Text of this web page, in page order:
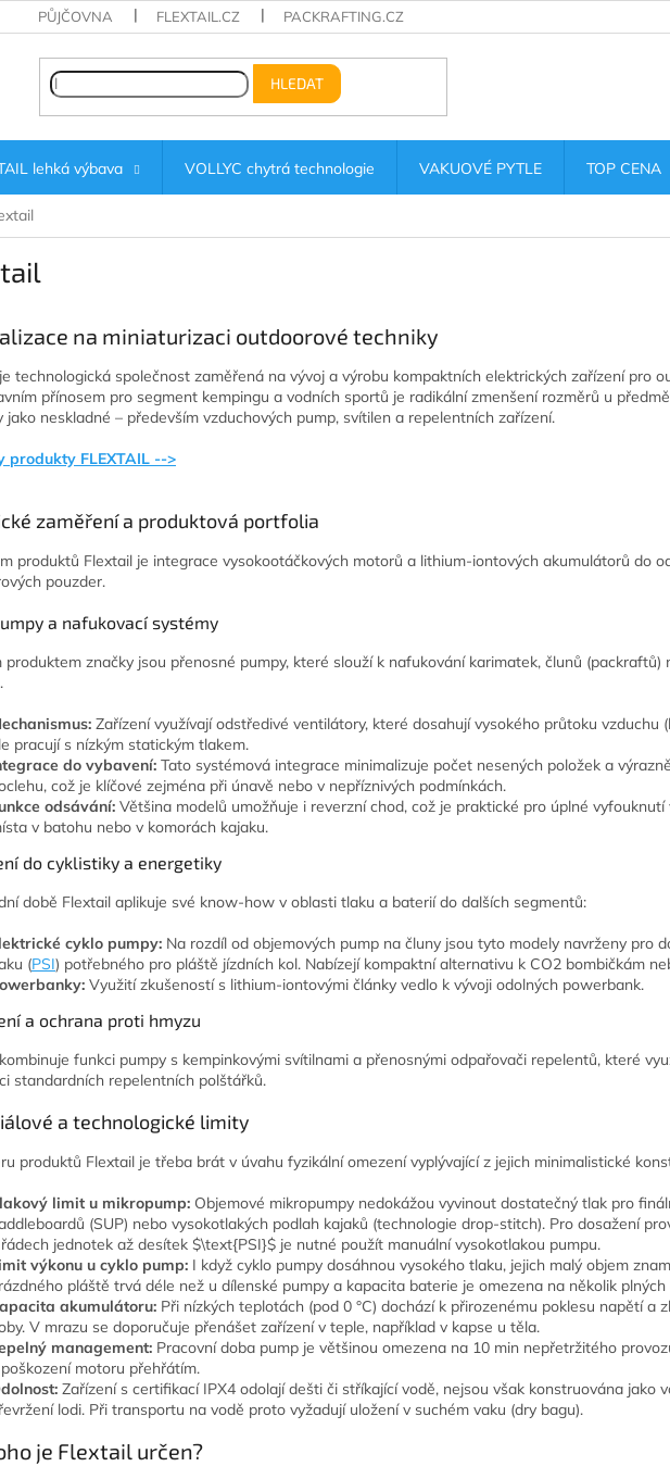
PŮJČOVNA FLEXTAIL.CZ PACKRAFTING.CZ
HLEDAT
lehká výbava VOLLYC chytrá technologie VAKUOVÉ PYTLE TOP CENA
na miniaturizaci outdoorové techniky
technologická společnost zaměřená na vývoj a výrobu kompaktních elektrických zařízení pro
přínosem pro segment kempingu a vodních sportů je radikální zmenšení rozměrů u
jako neskladné – především vzduchových pump, svítilen a repelentních zařízení.
produkty FLEXTAIL -->
zaměření a produktová portfolia
produktů Flextail je integrace vysokootáčkových motorů a lithium-iontových akumulátorů do
pouzder.
a nafukovací systémy
produktem značky jsou přenosné pumpy, které slouží k nafukování karimatek, člunů (packraftů)
Zařízení využívají odstředivé ventilátory, které dosahují vysokého průtoku vzduchu
pracují s nízkým statickým tlakem.
do vybavení: Tato systémová integrace minimalizuje počet nesených položek a
což je klíčové zejména při únavě nebo v nepříznivých podmínkách.
odsávání: Většina modelů umožňuje i reverzní chod, což je praktické pro úplné vyfouknutí
v batohu nebo v komorách kajaku.
do cyklistiky a energetiky
době Flextail aplikuje své know-how v oblasti tlaku a baterií do dalších segmentů:
cyklo pumpy: Na rozdíl od objemových pump na čluny jsou tyto modely navrženy pro
(PSI) potřebného pro pláště jízdních kol. Nabízejí kompaktní alternativu k CO2 bombičkám
Využití zkušeností s lithium-iontovými články vedlo k vývoji odolných powerbank.
a ochrana proti hmyzu
funkci pumpy s kempinkovými svítilnami a přenosnými odpařovači repelentů, které
standardních repelentních polštářků.
a technologické limity
produktů Flextail je třeba brát v úvahu fyzikální omezení vyplývající z jejich minimalistické
limit u mikropump: Objemové mikropumpy nedokážou vyvinout dostatečný tlak pro
(SUP) nebo vysokotlakých podlah kajaků (technologie drop-stitch). Pro dosažení
jednotek až desítek $\text{PSI}$ je nutné použít manuální vysokotlakou pumpu.
výkonu u cyklo pump: I když cyklo pumpy dosáhnou vysokého tlaku, jejich malý objem
pláště trvá déle než u dílenské pumpy a kapacita baterie je omezena na několik plných
akumulátoru: Při nízkých teplotách (pod 0 °C) dochází k přirozenému poklesu napětí a
V mrazu se doporučuje přenášet zařízení v teple, například v kapse u těla.
management: Pracovní doba pump je většinou omezena na 10 min nepřetržitého
motoru přehřátím.
Zařízení s certifikací IPX4 odolají dešti či stříkající vodě, nejsou však konstruována jako
lodi. Při transportu na vodě proto vyžadují uložení v suchém vaku (dry bagu).
je Flextail určen?